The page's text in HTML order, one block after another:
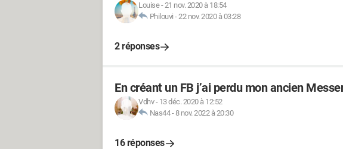
Louise-21 nov. 2020 à 18:54
Philouvi -22 nov. 2020 à 03:28
2 réponses
En créant un FB j’ai perdu mon ancien
Vdhv- 13 déc. 2020 à 12:52
Nas44-8 nov. 2022 à 20:30
16 réponses